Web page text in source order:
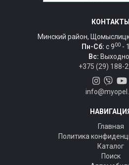
КОНТАКТЫ
Минский район,
Пн-Сб: c 900 -
Вс:
+375 (29) 188-
Главная
Политика
Каталог
Поиск